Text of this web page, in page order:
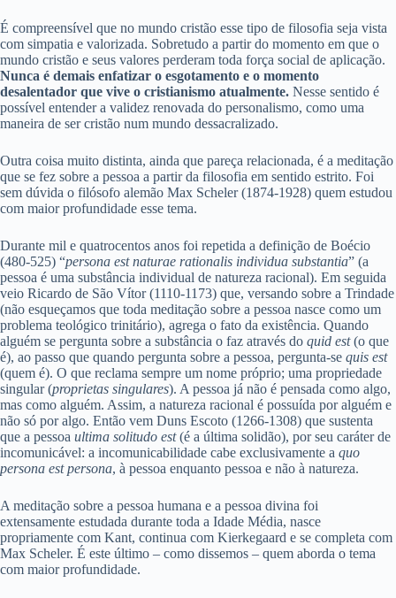
É compreensível que no mundo cristão esse tipo de filosofia seja vista
com simpatia e valorizada. Sobretudo a partir do momento em que o
mundo cristão e seus valores perderam toda força social de aplicação.
Nunca é demais enfatizar o esgotamento e o momento
desalentador que vive o cristianismo atualmente. Nesse sentido é
possível entender a validez renovada do personalismo, como uma
maneira de ser cristão num mundo dessacralizado.
Outra coisa muito distinta, ainda que pareça relacionada, é a meditação
que se fez sobre a pessoa a partir da filosofia em sentido estrito. Foi
sem dúvida o filósofo alemão Max Scheler (1874-1928) quem estudou
com maior profundidade esse tema.
Durante mil e quatrocentos anos foi repetida a definição de Boécio
(480-525) “persona est naturae rationalis individua substantia” (a
pessoa é uma substância individual de natureza racional). Em seguida
veio Ricardo de São Vítor (1110-1173) que, versando sobre a Trindade
(não esqueçamos que toda meditação sobre a pessoa nasce como um
problema teológico trinitário), agrega o fato da existência. Quando
alguém se pergunta sobre a substância o faz através do quid est(o que
é), ao passo que quando pergunta sobre a pessoa, pergunta-se quis est
(quem é). O que reclama sempre um nome próprio; uma propriedade
singular (proprietas singulares). A pessoa já não é pensada como algo,
mas como alguém. Assim, a natureza racional é possuída por alguém e
não só por algo. Então vem Duns Escoto (1266-1308) que sustenta
que a pessoa ultima solitudo est(é a última solidão), por seu caráter de
incomunicável: a incomunicabilidade cabe exclusivamente a quo
persona est persona, à pessoa enquanto pessoa e não à natureza.
A meditação sobre a pessoa humana e a pessoa divina foi
extensamente estudada durante toda a Idade Média, nasce
propriamente com Kant, continua com Kierkegaard e se completa com
Max Scheler. É este último – como dissemos – quem aborda o tema
com maior profundidade.